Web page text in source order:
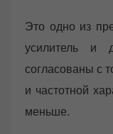
Это одно из
усилитель и
согласованы с
и частотной
меньше.